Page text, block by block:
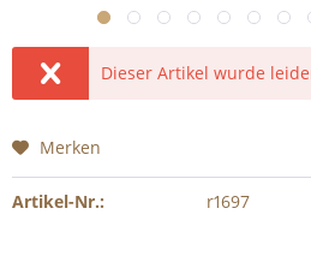
Dieser Artikel wurde
Merken
Artikel-Nr.: r1697